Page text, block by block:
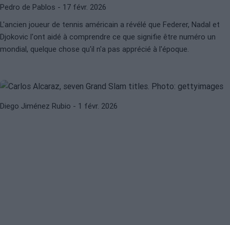
Pedro de Pablos - 17 févr. 2026
L'ancien joueur de tennis américain a révélé que Federer, Nadal et
Djokovic l'ont aidé à comprendre ce que signifie être numéro un
mondial, quelque chose qu'il n'a pas apprécié à l'époque.
CARLOS ALCARAZ ATP
Alcaraz est le plus jeune de
Diego Jiménez Rubio - 1 févr. 2026